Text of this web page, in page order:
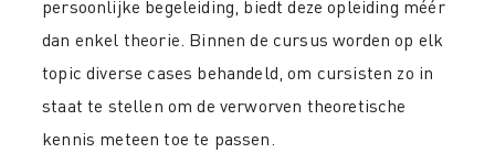
persoonlijke begeleiding, biedt deze opleiding méér
dan enkel theorie. Binnen de cursus worden op elk
topic diverse cases behandeld, om cursisten zo in
staat te stellen om de verworven theoretische
kennis meteen toe te passen.